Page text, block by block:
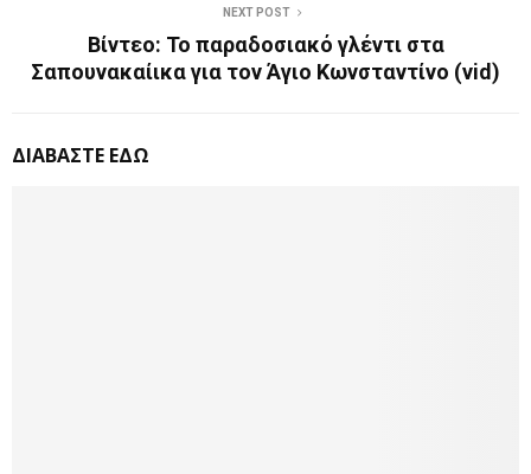
NEXT POST
Βίντεο: Το παραδοσιακό γλέντι στα
Σαπουνακαίικα για τον Άγιο Κωνσταντίνο (vid)
ΔΙΑΒΑΣΤΕ ΕΔΩ